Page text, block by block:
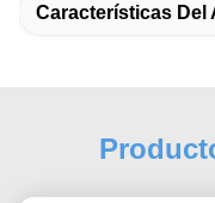
Características Del